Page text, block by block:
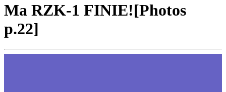
Ma RZK-1 FINIE![Photos
p.22]